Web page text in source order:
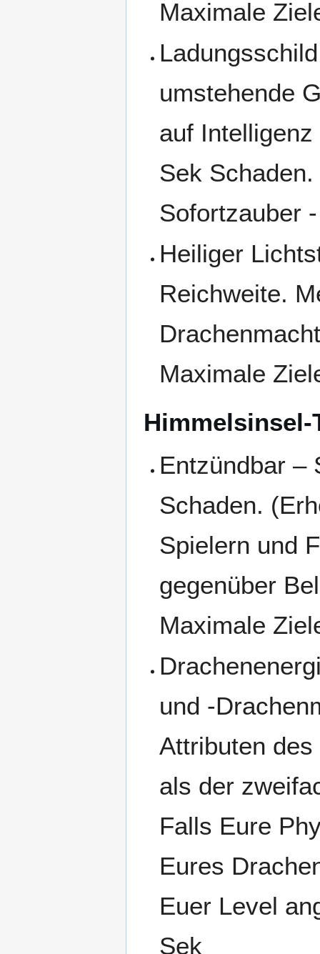
Maximale
umstehende
auf
Sek
Sofortzauber
Heiliger
Reichweite.
Maximale
Himmelsinsel-
Entzündbar –
Schaden.
Spielern und
gegenüber
Maximale
und -
Attributen
als der
Falls Eure
Eures
Euer Level
Sek